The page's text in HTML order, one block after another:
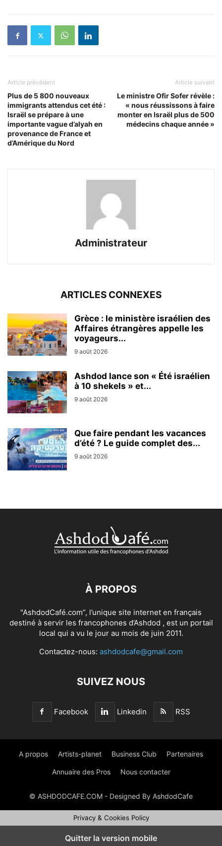
Article précédent
Plus de 5 800 nouveaux
immigrants attendus cet été :
Israël se prépare à une
importante vague d’alyah en
provenance de France et
d’Amérique du Nord
Article suivant
Le ministre Ofir Sofer révèle :
« nous réussissons à faire
monter en Israël plus de 500
médecins chaque année »
Administrateur
ARTICLES CONNEXES
Grèce : le ministère israélien des
Affaires étrangères appelle les
voyageurs...
9 août 2026
Ashdod lance son « Été israélien
à 10 shekels » et...
9 août 2026
Que faire pendant les vacances
d’été ? Le guide complet des...
9 août 2026
À PROPOS
"AshdodCafé.com”, l’unique site internet en français
destiné à servir les francophones d’Ashdod , est un portail
local qui a vu le jour au mois de juin 2011.
Contactez-nous: ashdodcafe@gmail.com
SUIVEZ NOUS
Facebook Linkedin RSS
A propos Artists-planet Business Club Partenaires
Annuaire des Pros Nous contacter
© ASHDODCAFE.COM - Designed By AshdodCafe
Privacy & Cookies Policy
Quitter la version mobile